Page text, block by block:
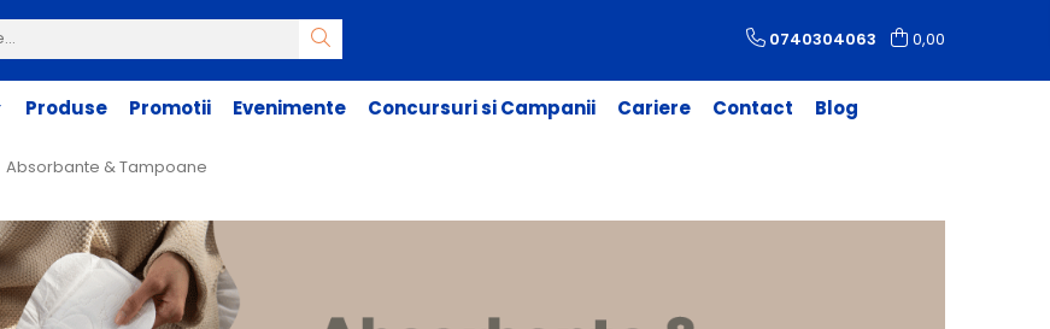
0740304063 0,00
Produse Promotii Evenimente Concursuri si Campanii Cariere Contact Blog
Absorbante & Tampoane